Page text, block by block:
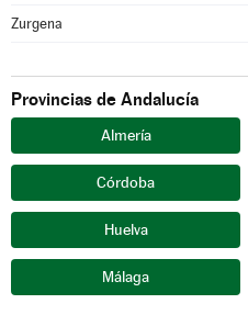
Zurgena
Provincias de Andalucía
Almería
Córdoba
Huelva
Málaga